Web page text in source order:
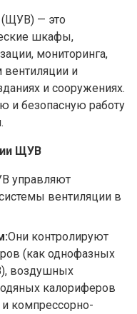
(ЩУВ) — это
шкафы,
мониторинга,
вентиляции и
и сооружениях.
и безопасную работу
ЩУВ
управляют
вентиляции в
Они контролируют
(как однофазных
воздушных
калориферов
и компрессорно-